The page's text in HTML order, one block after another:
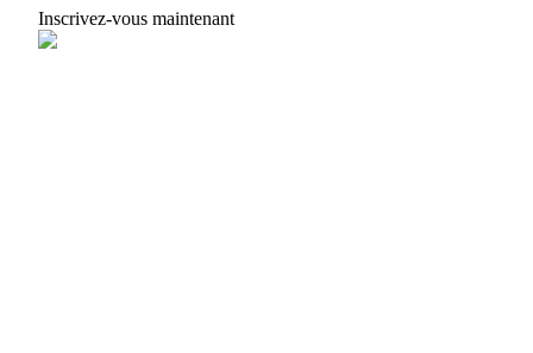
BTC New User Exclusive: 6.5% APR
Inscrivez-vous maintenant